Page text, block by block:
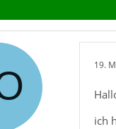
19.
ich